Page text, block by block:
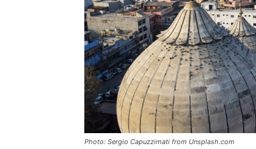
Photo: Sergio Capuzzimati from Unsplash.com